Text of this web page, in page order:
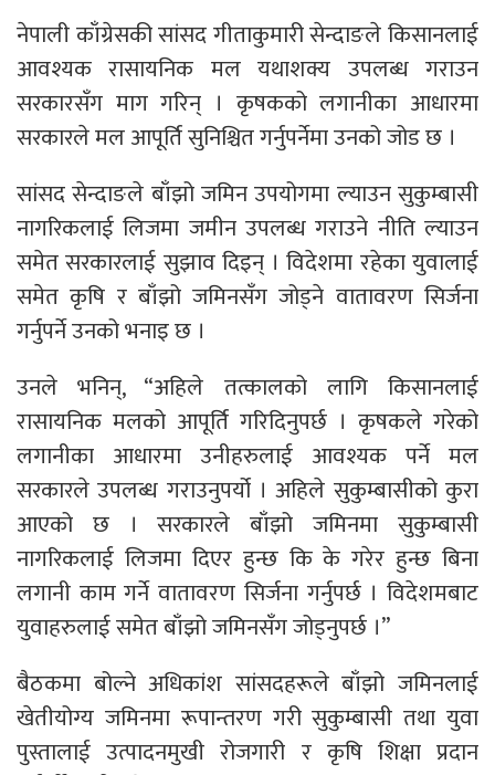
नेपाली काँग्रेसकी सांसद गीताकुमारी सेन्दाङले किसानलाई
आवश्यक रासायनिक मल यथाशक्य उपलब्ध गराउन
सरकारसँग माग गरिन् । कृषकको लगानीका आधारमा
सरकारले मल आपूर्ति सुनिश्चित गर्नुपर्नेमा उनको जोड छ ।
सांसद सेन्दाङले बाँझो जमिन उपयोगमा ल्याउन सुकुम्बासी
नागरिकलाई लिजमा जमीन उपलब्ध गराउने नीति ल्याउन
समेत सरकारलाई सुझाव दिइन् । विदेशमा रहेका युवालाई
समेत कृषि र बाँझो जमिनसँग जोड्ने वातावरण सिर्जना
गर्नुपर्ने उनको भनाइ छ ।
उनले भनिन्, “अहिले तत्कालको लागि किसानलाई
रासायनिक मलको आपूर्ति गरिदिनुपर्छ । कृषकले गरेको
लगानीका आधारमा उनीहरुलाई आवश्यक पर्ने मल
सरकारले उपलब्ध गराउनुपर्यो । अहिले सुकुम्बासीको कुरा
आएको छ । सरकारले बाँझो जमिनमा सुकुम्बासी
नागरिकलाई लिजमा दिएर हुन्छ कि के गरेर हुन्छ बिना
लगानी काम गर्ने वातावरण सिर्जना गर्नुपर्छ । विदेशमबाट
युवाहरुलाई समेत बाँझो जमिनसँग जोड्नुपर्छ ।”
बैठकमा बोल्ने अधिकांश सांसदहरूले बाँझो जमिनलाई
खेतीयोग्य जमिनमा रूपान्तरण गरी सुकुम्बासी तथा युवा
पुस्तालाई उत्पादनमुखी रोजगारी र कृषि शिक्षा प्रदान